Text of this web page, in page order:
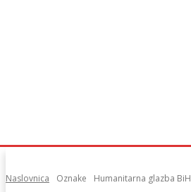
Naslovnica Oznake Humanitarna glazba BiH